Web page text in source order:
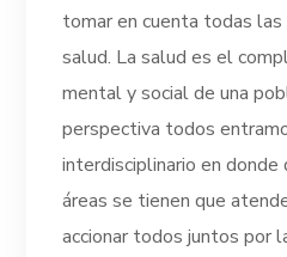
tomar en cuenta todas
salud. La salud es el
mental y social de una
perspectiva todos
interdisciplinario en
áreas se tienen que
accionar todos juntos por